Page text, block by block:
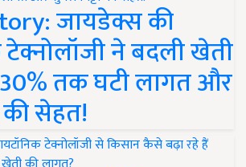
जायडेक्स की
ने बदली खेती
30% तक घटी लागत और
की सेहत!